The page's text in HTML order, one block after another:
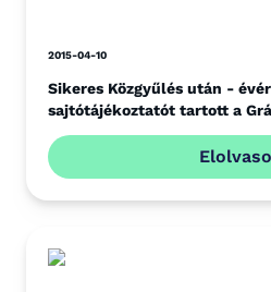
2015-04-10
Sikeres Közgyűlés után -
sajtótájékoztatót tartott a